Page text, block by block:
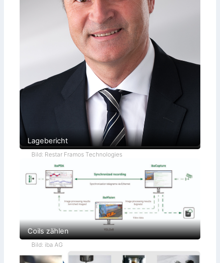
Lagebericht
Bild: Restar Framos Technologies
Coils zählen
Bild: iba AG